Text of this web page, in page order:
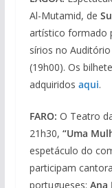
Al-Mutamid, de
artístico formado
sírios no
(19h00). Os
adquiridos aqui.
FARO: O Teatro
21h30, “Uma
espetáculo do
participam
portugueses: Ana